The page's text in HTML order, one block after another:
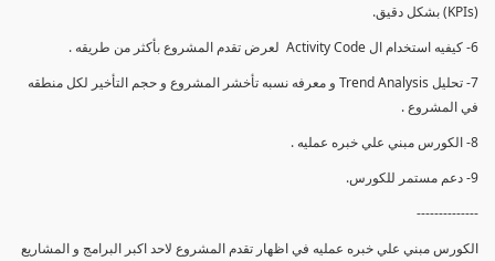
(KPIs) بشكل دقيق.
6- كيفيه استخدام ال Activity Code لعرض تقدم المشروع بأكثر من طريقه .
7- تحليل Trend Analysis و معرفه نسبه تأخشر المشروع و حجم التأخير لكل منطقه
في المشروع .
8- الكورس مبني علي خبره عمليه .
9- دعم مستمر للكورس.
--------------
الكورس مبني علي خبره عمليه في اظهار تقدم المشروع لاحد اكبر البرامج و المشاريع